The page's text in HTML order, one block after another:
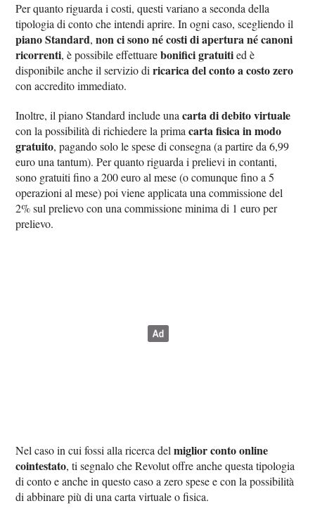
Per quanto riguarda i costi, questi variano a seconda della
tipologia di conto che intendi aprire. In ogni caso, scegliendo il
piano Standard,non ci sono né costi di apertura né canoni
ricorrenti, è possibile effettuarebonifici gratuitied è
disponibile anche il servizio diricarica del conto a costo zero
con accredito immediato.
Inoltre, il piano Standard include unacarta di debito virtuale
con la possibilità di richiedere la primacarta fisica in modo
gratuito, pagando solo le spese di consegna (a partire da 6,99
euro una tantum). Per quanto riguarda i prelievi in contanti,
sono gratuiti fino a 200 euro al mese (o comunque fino a 5
operazioni al mese) poi viene applicata una commissione del
2% sul prelievo con una commissione minima di 1 euro per
prelievo.
Nel caso in cui fossi alla ricerca delmiglior conto online
cointestato, ti segnalo che Revolut offre anche questa tipologia
di conto e anche in questo caso a zero spese e con la possibilità
di abbinare più di una carta virtuale o fisica.